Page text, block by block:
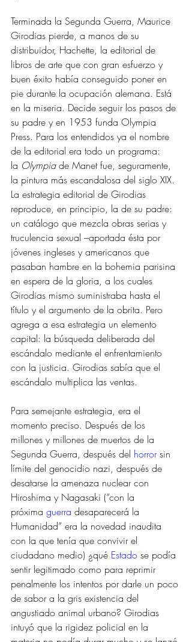
Terminada la Segunda Guerra, Maurice
Girodias pierde, a manos de su
distribuidor, Hachette, la editorial de
libros de arte que con gran esfuerzo y
buen éxito había conseguido poner en
pie durante la ocupación alemana. Está
en la miseria. Decide seguir los pasos de
su padre y en 1953 funda Olympia
Press. Para los entendidos ya el nombre
de la editorial era todo un programa:
la Olympia de Manet fue, seguramente,
la pintura más escandalosa del siglo XIX.
La estrategia editorial de Girodias
reproduce, en principio, la de su padre:
un catálogo que mezcla obras serias y
truculencia sexual –aportada ésta por
jóvenes ingleses y americanos que
pasaban hambre en la bohemia parisina
en espera de la gloria, a los cuales
Girodias mismo suministraba hasta el
título y el argumento de la obrita. Pero
agrega a esa estrategia un elemento
capital: la búsqueda deliberada del
escándalo mediante el enfrentamiento
con la justicia. Girodias sabía que el
escándalo multiplica las ventas.
Para semejante estrategia, era el
momento preciso. Después de los
millones y millones de muertos de la
Segunda Guerra, después del horror sin
límite del genocidio nazi, después de
desatarse la amenaza nuclear con
Hiroshima y Nagasaki (“con la
próxima guerra desaparecerá la
Humanidad” era la novedad inaudita
con la que tenía que convivir el
ciudadano medio) ¿qué Estado se podía
sentir legitimado como para reprimir
penalmente los intentos por darle un poco
de sabor a la gris existencia del
angustiado animal urbano? Girodias
intuyó que la rigidez policial en la